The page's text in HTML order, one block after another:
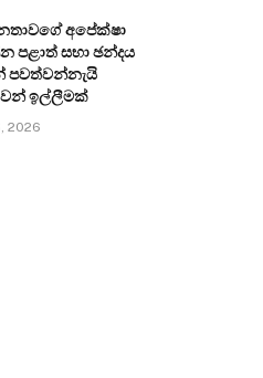
අපේක්ෂා
පළාත් සභා ඡන්දය
පවත්වන්නැයි
ඉල්ලීමක්
2026